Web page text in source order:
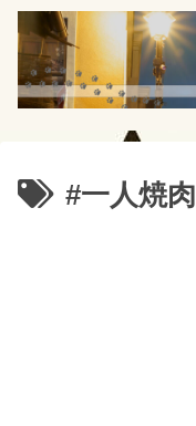
#一人焼肉